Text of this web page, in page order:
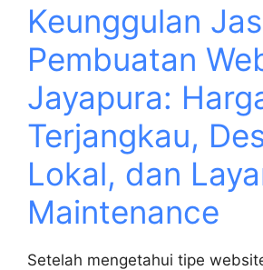
Keunggulan
Pembuatan
Jayapura:
Terjangkau,
Lokal, dan
Maintenance
Setelah mengetahui tipe